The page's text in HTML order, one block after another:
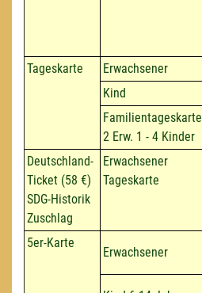
Tageskarte Erwachsener
Kind
Familientageskarte
2 Erw. 1 - 4 Kinder
Deutschland-
Ticket (58 €)
SDG-Historik
Zuschlag
Erwachsener
Tageskarte
5er-Karte
Erwachsener